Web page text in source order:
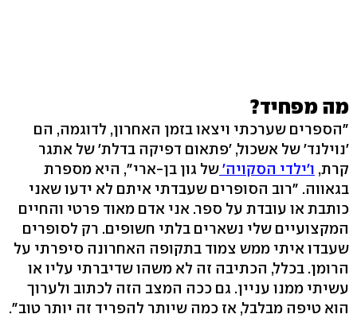
מה מפחיד?
"הספרים שערכתי ויצאו בזמן האחרון, לדוגמה, הם
'נוילנד' של אשכול, 'פתאום דפיקה בדלת' של אתגר
קרת, ו'ילדי הסקויה'של גון בן-ארי", היא מספרת
בגאווה. "רוב הסופרים שעבדתי איתם לא ידעו שאני
כותבת או עובדת על ספר. אני אדם מאוד פרטי והחיים
המקצועיים שלי נשארים בלתי חשופים. רק לסופרים
שעבדו איתי ממש צמוד בתקופה האחרונה סיפרתי על
הרומן. בכלל, הכתיבה זה לא משהו שדיברתי עליו או
עשיתי ממנו עניין. גם ככה המצב הזה לכתוב ולערוך
הוא טיפה מבלבל, אז כמה שיותר להפריד זה יותר טוב".